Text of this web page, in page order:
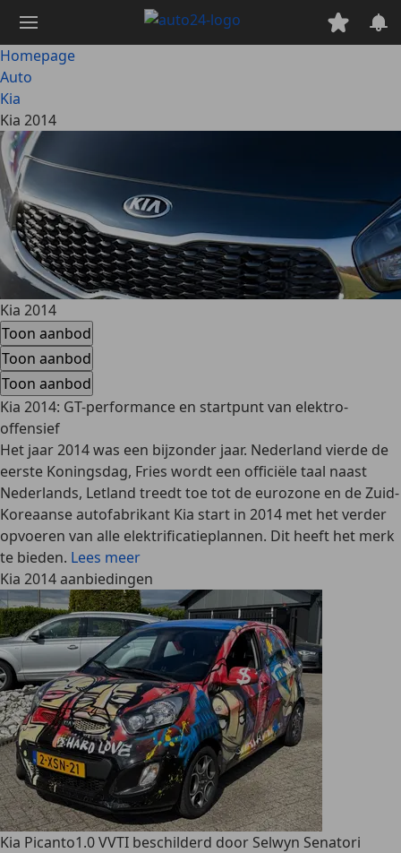
naar
hoofdinhoud
Homepage
Auto
Kia
Kia 2014
Kia 2014
Toon aanbod
Toon aanbod
Toon aanbod
Kia 2014: GT-performance en startpunt van elektro-
offensief
Het jaar 2014 was een bijzonder jaar. Nederland vierde de
eerste Koningsdag, Fries wordt een officiële taal naast
Nederlands, Letland treedt toe tot de eurozone en de Zuid-
Koreaanse autofabrikant Kia start in 2014 met het verder
opvoeren van alle elektrificatieplannen. Dit heeft het merk
te bieden. Lees meer
Kia 2014 aanbiedingen
Kia Picanto1.0 VVTI beschilderd door Selwyn Senatori